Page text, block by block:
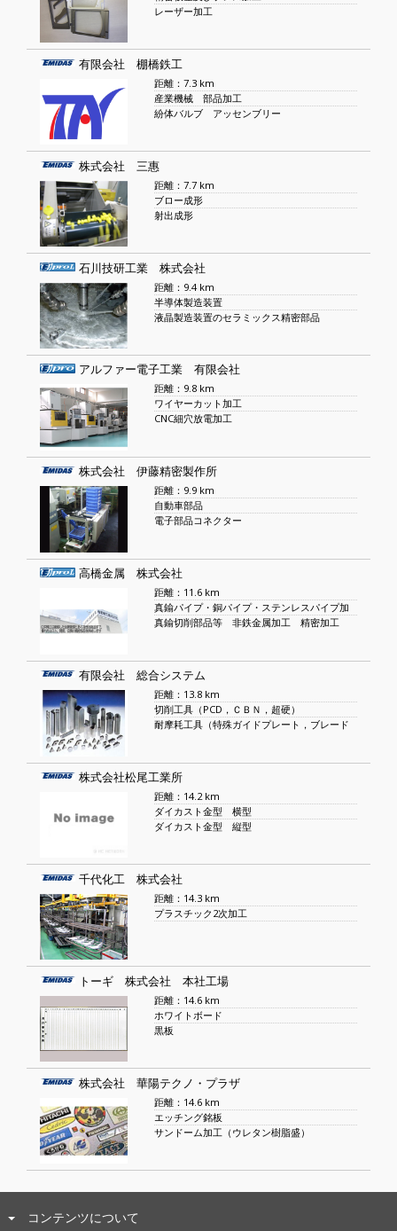
レーザー加工
有限会社 棚橋鉄工
距離：7.3 km
産業機械 部品加工
紛体バルブ アッセンブリー
株式会社 三惠
距離：7.7 km
ブロー成形
射出成形
石川技研工業 株式会社
距離：9.4 km
半導体製造装置
液晶製造装置のセラミックス精密部品
アルファー電子工業 有限会社
距離：9.8 km
ワイヤーカット加工
CNC細穴放電加工
株式会社 伊藤精密製作所
距離：9.9 km
自動車部品
電子部品コネクター
高橋金属 株式会社
距離：11.6 km
真鍮パイプ・銅パイプ・ステンレスパイプ加
真鍮切削部品等 非鉄金属加工 精密加工
有限会社 総合システム
距離：13.8 km
切削工具（PCD，ＣＢＮ，超硬）
耐摩耗工具（特殊ガイドプレート，ブレード
株式会社松尾工業所
距離：14.2 km
ダイカスト金型 横型
ダイカスト金型 縦型
千代化工 株式会社
距離：14.3 km
プラスチック2次加工
トーギ 株式会社 本社工場
距離：14.6 km
ホワイトボード
黒板
株式会社 華陽テクノ・プラザ
距離：14.6 km
エッチング銘板
サンドーム加工（ウレタン樹脂盛）
コンテンツについて